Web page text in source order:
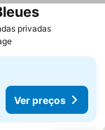
privadas
Ver preços